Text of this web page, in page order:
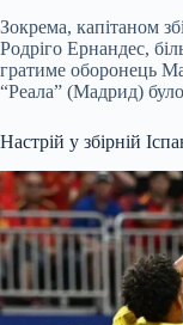
Зокрема, капітаном
Родріго Ернандес,
гратиме оборонець
“Реала” (Мадрид)
Настрій у збірній